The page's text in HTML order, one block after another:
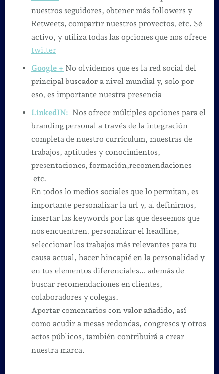
nuestros seguidores, obtener más followers y
Retweets, compartir nuestros proyectos, etc. Sé
activo, y utiliza todas las opciones que nos ofrece
twitter
Google + No olvidemos que es la red social del
principal buscador a nivel mundial y, solo por
eso, es importante nuestra presencia
LinkedIN: Nos ofrece múltiples opciones para el
branding personal a través de la integración
completa de nuestro currículum, muestras de
trabajos, aptitudes y conocimientos,
presentaciones, formación,recomendaciones
etc.
En todos lo medios sociales que lo permitan, es
importante personalizar la url y, al definirnos,
insertar las keywords por las que deseemos que
nos encuentren, personalizar el headline,
seleccionar los trabajos más relevantes para tu
causa actual, hacer hincapié en la personalidad y
en tus elementos diferenciales… además de
buscar recomendaciones en clientes,
colaboradores y colegas.
Aportar comentarios con valor añadido, así
como acudir a mesas redondas, congresos y otros
actos públicos, también contribuirá a crear
nuestra marca.